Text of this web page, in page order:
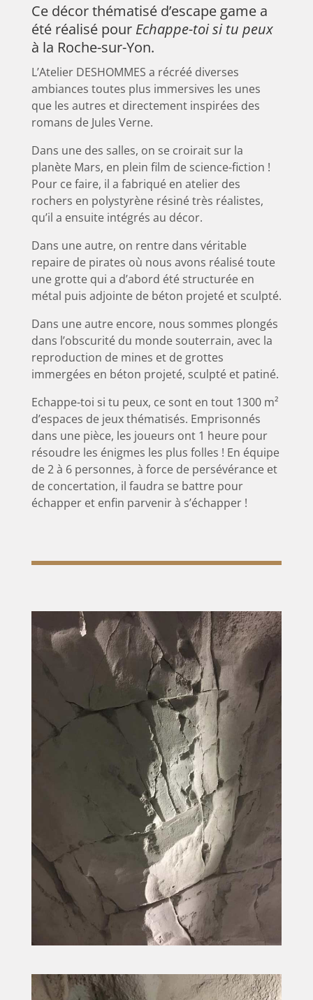
Ce décor thématisé d’escape game a
été réalisé pour Echappe-toi si tu peux
à la Roche-sur-Yon.
L’Atelier DESHOMMES a récréé diverses
ambiances toutes plus immersives les unes
que les autres et directement inspirées des
romans de Jules Verne.
Dans une des salles, on se croirait sur la
planète Mars, en plein film de science-fiction !
Pour ce faire, il a fabriqué en atelier des
rochers en polystyrène résiné très réalistes,
qu’il a ensuite intégrés au décor.
Dans une autre, on rentre dans véritable
repaire de pirates où nous avons réalisé toute
une grotte qui a d’abord été structurée en
métal puis adjointe de béton projeté et sculpté.
Dans une autre encore, nous sommes plongés
dans l’obscurité du monde souterrain, avec la
reproduction de mines et de grottes
immergées en béton projeté, sculpté et patiné.
Echappe-toi si tu peux, ce sont en tout 1300 m²
d’espaces de jeux thématisés. Emprisonnés
dans une pièce, les joueurs ont 1 heure pour
résoudre les énigmes les plus folles ! En équipe
de 2 à 6 personnes, à force de persévérance et
de concertation, il faudra se battre pour
échapper et enfin parvenir à s’échapper !